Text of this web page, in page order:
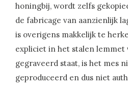
honingbij, wordt zelfs
de fabricage van aanzienlijk
is overigens makkelijk te
expliciet in het stalen lemmet
gegraveerd staat, is het mes
geproduceerd en dus niet